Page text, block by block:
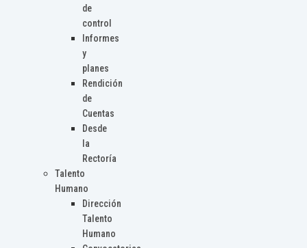
de
control
Informes
y
planes
Rendición
de
Cuentas
Desde
la
Rectoría
Talento
Humano
Dirección
Talento
Humano